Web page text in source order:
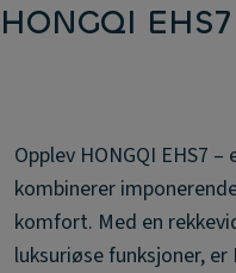
HONGQI EHS7
Opplev HONGQI EHS7
kombinerer
komfort. Med en
luksuriøse funksjoner, er